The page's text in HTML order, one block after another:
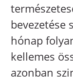
bevezetése
hónap
kellemes
azonban